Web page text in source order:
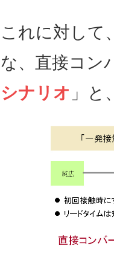
これに対して
な、直接コン
シナリオ 」